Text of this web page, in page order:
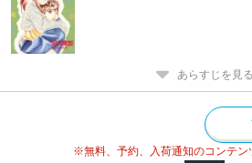
あらすじを見る
※無料、予約、入荷通知のコンテン